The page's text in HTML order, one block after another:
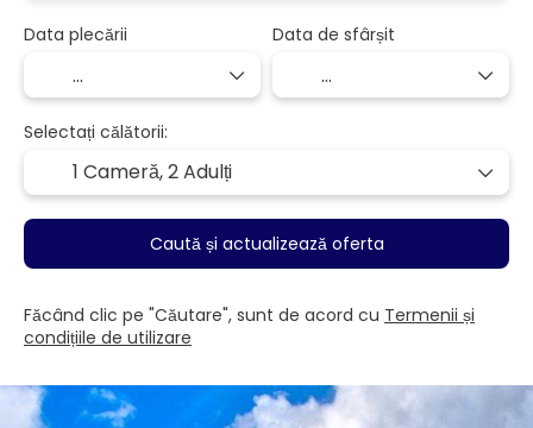
Data plecării Data de sfârșit
Selectați călătorii:
1 Cameră,2 Adulți
Caută și actualizează oferta
Făcând clic pe "Căutare", sunt de acord cu Termenii și
condițiile de utilizare